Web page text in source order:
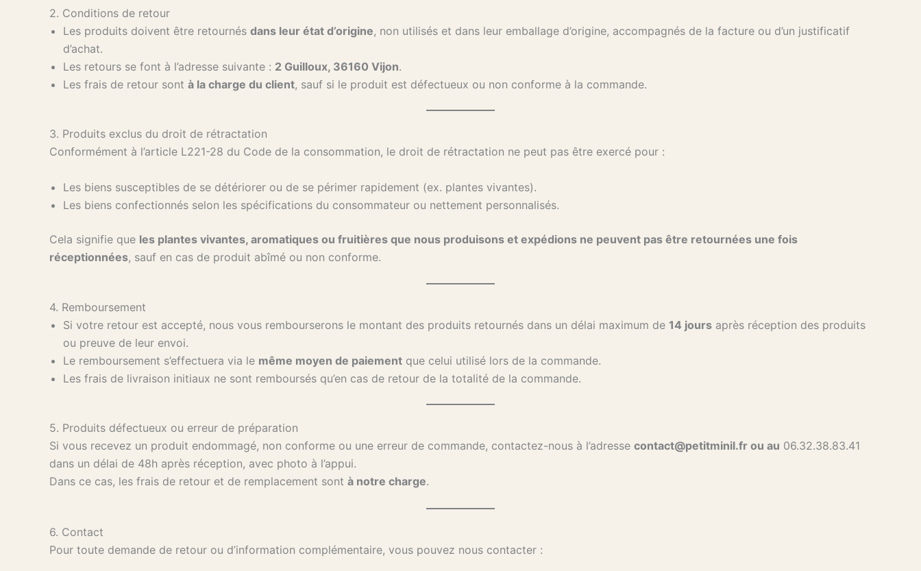
2. Conditions de retour
Les produits doivent être retournés dans leur état d’origine, non utilisés et dans leur emballage d’origine, accompagnés de la facture ou d’un justificatif
d’achat.
Les retours se font à l’adresse suivante : 2 Guilloux, 36160 Vijon.
Les frais de retour sont à la charge du client, sauf si le produit est défectueux ou non conforme à la commande.
3. Produits exclus du droit de rétractation
Conformément à l’article L221-28 du Code de la consommation, le droit de rétractation ne peut pas être exercé pour :
Les biens susceptibles de se détériorer ou de se périmer rapidement (ex. plantes vivantes).
Les biens confectionnés selon les spécifications du consommateur ou nettement personnalisés.
Cela signifie que les plantes vivantes, aromatiques ou fruitières que nous produisons et expédions ne peuvent pas être retournées une fois
réceptionnées, sauf en cas de produit abîmé ou non conforme.
4. Remboursement
Si votre retour est accepté, nous vous rembourserons le montant des produits retournés dans un délai maximum de 14 jours après réception des produits
ou preuve de leur envoi.
Le remboursement s’effectuera via le même moyen de paiement que celui utilisé lors de la commande.
Les frais de livraison initiaux ne sont remboursés qu’en cas de retour de la totalité de la commande.
5. Produits défectueux ou erreur de préparation
Si vous recevez un produit endommagé, non conforme ou une erreur de commande, contactez-nous à l’adresse contact@petitminil.fr ou au 06.32.38.83.41
dans un délai de 48h après réception, avec photo à l’appui.
Dans ce cas, les frais de retour et de remplacement sont à notre charge.
6. Contact
Pour toute demande de retour ou d’information complémentaire, vous pouvez nous contacter :